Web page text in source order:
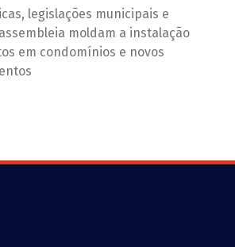
legislações municipais e
moldam a instalação
em condomínios e novos